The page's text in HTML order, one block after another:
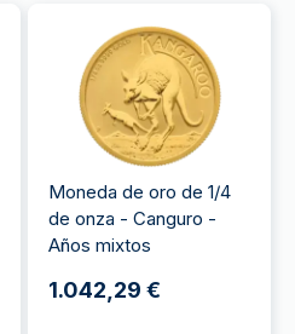
Moneda de oro de 1/4
de onza - Canguro -
Años mixtos
1.042,29 €